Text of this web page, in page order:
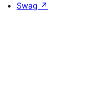
Swag ↗